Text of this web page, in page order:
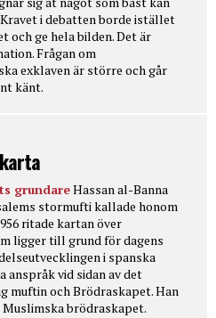
i debatten borde istället
och ge hela bilden. Det är
Frågan om
exklaven är större och går
känt.
grundareHassan al-Banna
stormufti kallade honom
ritade kartan över
ligger till grund för dagens
i spanska
anspråk vid sidan av det
muftin och Brödraskapet. Han
brödraskapet.